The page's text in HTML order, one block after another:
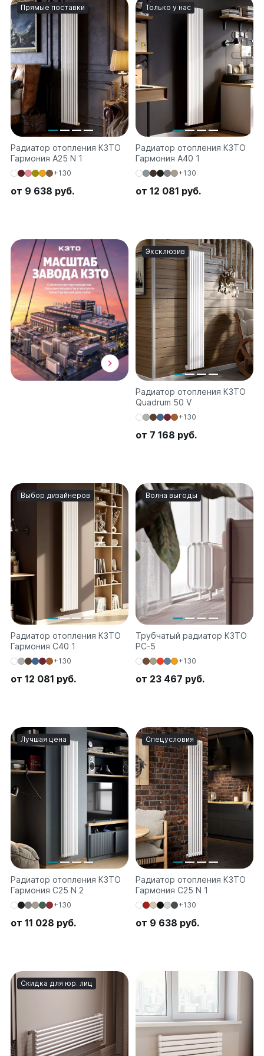
на 13 секций
на 14 секций
на 15 секций
на 16 секций
на 17 секций
на 18 секций
на 19 секций
на 20 секций
По цветам
Белые
Bataria Retro 2
Bataria Retro 3
Ellipse
Ellipse S V
Ellipse S H
Ellipse P V
Ellipse P H
Гармония
Гармония 1, 2
Гармония С40
Гармония C25 N
Гармония А40
Гармония А25 N
РС
РСК
Соло
Соло В
Соло Г
Параллели
Параллели В
Параллели Г
Quadrum 30 H
Quadrum 30 V
Quadrum 50 V
Quadrum 60 H
Quadrum 60 V
Quadrum NEO
Quadrum Neo 50 V
Quadrum Neo 50 H
Завалинки
Завалинка Гармония
Завалинка РС
Прямые поставки
Радиатор отопления КЗТО
Гармония А25 N 1
+130
от 9 638 руб.
Только у нас
Радиатор отопления КЗТО
Гармония А40 1
+130
от 12 081 руб.
Эксклюзив
Радиатор отопления КЗТО
Quadrum 50 V
+130
от 7 168 руб.
Выбор дизайнеров
Радиатор отопления КЗТО
Гармония С40 1
+130
от 12 081 руб.
Волна выгоды
Трубчатый радиатор КЗТО
РС-5
+130
от 23 467 руб.
Лучшая цена
Радиатор отопления КЗТО
Гармония C25 N 2
+130
от 11 028 руб.
Спецусловия
Радиатор отопления КЗТО
Гармония C25 N 1
+130
от 9 638 руб.
Скидка для юр. лиц